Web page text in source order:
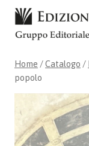
Salta
contenuto
Home /Catalogo /
popolo